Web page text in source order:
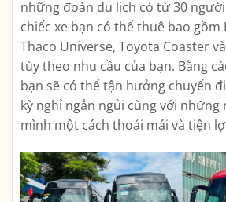
những đoàn du lịch có từ 30
chiếc xe bạn có thể thuê bao gồm
Thaco Universe, Toyota Coaster
tùy theo nhu cầu của bạn. Bằng
bạn sẽ có thể tận hưởng chuyến
kỳ nghỉ ngắn ngủi cùng với những
mình một cách thoải mái và tiện